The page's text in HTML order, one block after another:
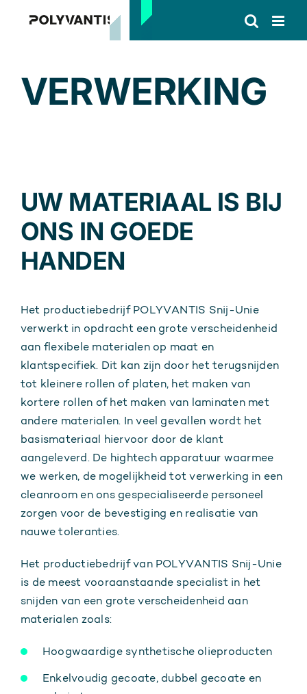
VERWERKING
UW MATERIAAL IS BIJ
ONS IN GOEDE
HANDEN
Het productiebedrijf POLYVANTIS Snij-Unie
verwerkt in opdracht een grote verscheidenheid
aan flexibele materialen op maat en
klantspecifiek. Dit kan zijn door het terugsnijden
tot kleinere rollen of platen, het maken van
kortere rollen of het maken van laminaten met
andere materialen. In veel gevallen wordt het
basismateriaal hiervoor door de klant
aangeleverd. De hightech apparatuur waarmee
we werken, de mogelijkheid tot verwerking in een
cleanroom en ons gespecialiseerde personeel
zorgen voor de bevestiging en realisatie van
nauwe toleranties.
Het productiebedrijf van POLYVANTIS Snij-Unie
is de meest vooraanstaande specialist in het
snijden van een grote verscheidenheid aan
materialen zoals:
Hoogwaardige synthetische olieproducten
Enkelvoudig gecoate, dubbel gecoate en